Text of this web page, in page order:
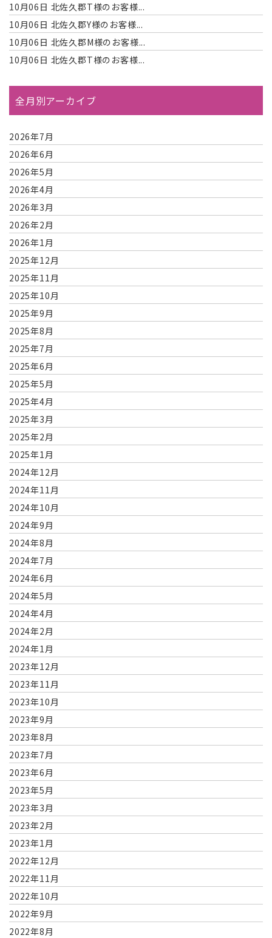
10月06日 北佐久郡T様のお客様...
10月06日 北佐久郡Y様のお客様...
10月06日 北佐久郡M様のお客様...
10月06日 北佐久郡T様のお客様...
全月別アーカイブ
2026年7月
2026年6月
2026年5月
2026年4月
2026年3月
2026年2月
2026年1月
2025年12月
2025年11月
2025年10月
2025年9月
2025年8月
2025年7月
2025年6月
2025年5月
2025年4月
2025年3月
2025年2月
2025年1月
2024年12月
2024年11月
2024年10月
2024年9月
2024年8月
2024年7月
2024年6月
2024年5月
2024年4月
2024年2月
2024年1月
2023年12月
2023年11月
2023年10月
2023年9月
2023年8月
2023年7月
2023年6月
2023年5月
2023年3月
2023年2月
2023年1月
2022年12月
2022年11月
2022年10月
2022年9月
2022年8月